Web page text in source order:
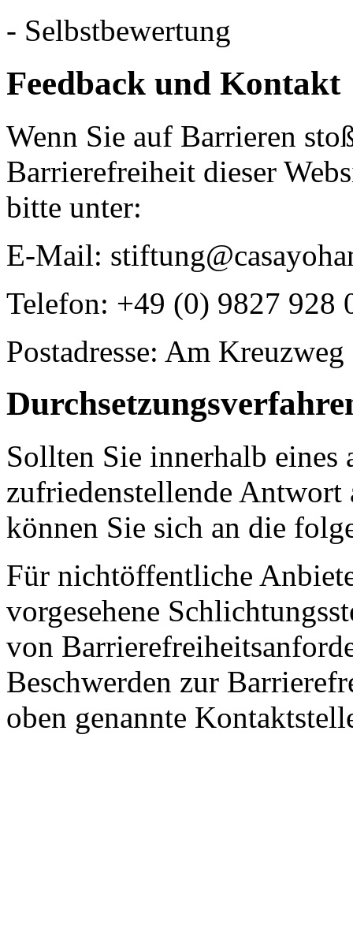
- Selbstbewertung
Feedback und Kontakt
Wenn Sie auf Barrieren
Barrierefreiheit dieser
bitte unter:
E-Mail:
Telefon: +49 (0) 9827 928
Postadresse: Am
Sollten Sie innerhalb eines
zufriedenstellende
können Sie sich an die
Für nichtöffentliche
vorgesehene
von
Beschwerden zur
oben genannte